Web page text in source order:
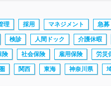
理 採用 マネジメント 急募
検診 人間ドック 介護休暇
険 社会保険 雇用保険 労災
関西 東海 神奈川県